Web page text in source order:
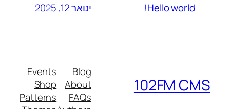
Hello world! ינואר 12, 2025
102FM CMS
Blog
About
FAQs
Events
Shop
Patterns